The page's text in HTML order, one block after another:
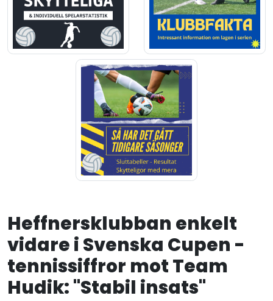
Heffnersklubban enkelt
vidare i Svenska Cupen -
tennissiffror mot Team
Hudik: "Stabil insats"